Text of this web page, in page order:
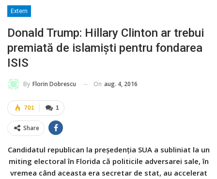
Extern
Donald Trump: Hillary Clinton ar trebui
premiată de islamiști pentru fondarea
ISIS
By Florin Dobrescu On aug. 4, 2016
1
701
Share
Candidatul republican la președenția SUA a subliniat la un
miting electoral în Florida că politicile adversarei sale, în
vremea când aceasta era secretar de stat, au accelerat